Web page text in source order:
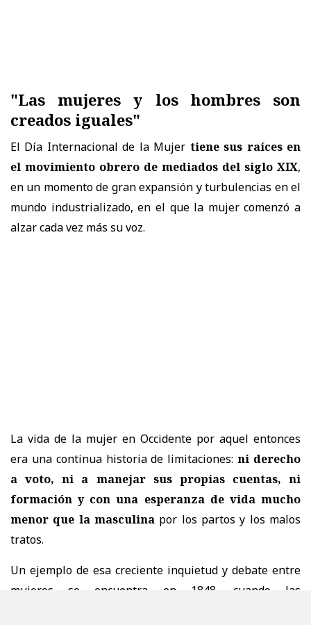
"Las mujeres y los hombres son
creados iguales"
El Día Internacional de la Mujer tiene sus raíces en
el movimiento obrero de mediados del siglo XIX,
en un momento de gran expansión y turbulencias en el
mundo industrializado, en el que la mujer comenzó a
alzar cada vez más su voz.
La vida de la mujer en Occidente por aquel entonces
era una continua historia de limitaciones:ni derecho
a voto, ni a manejar sus propias cuentas, ni
formación y con una esperanza de vida mucho
menor que la masculina por los partos y los malos
tratos.
Un ejemplo de esa creciente inquietud y debate entre
mujeres se encuentra en
1848 , cuando las